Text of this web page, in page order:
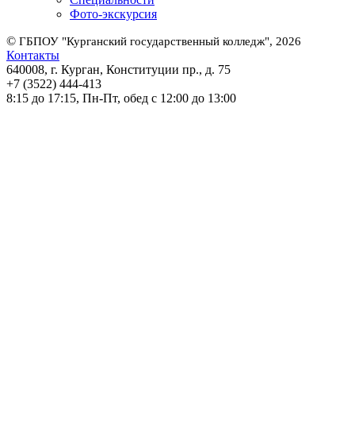
Фото-экскурсия
© ГБПОУ "Курганский государственный колледж", 2026
Контакты
640008, г. Курган, Конституции пр., д. 75
+7 (3522) 444-413
8:15 до 17:15, Пн-Пт, обед с 12:00 до 13:00